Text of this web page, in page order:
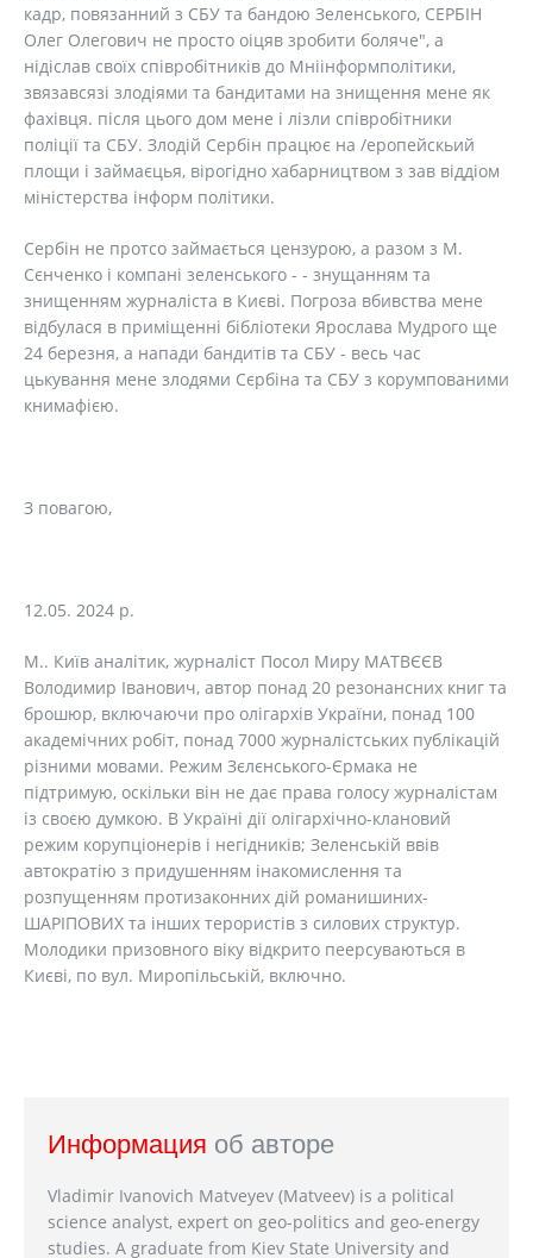
кадр, повязанний з СБУ та бандою Зеленського, СЕРБІН
Олег Олегович не просто оіцяв зробити боляче", а
нідіслав своїх співробітників до Мніінформполітики,
звязавсязі злодіями та бандитами на знищення мене як
фахівця. після цього дом мене і лізли співробітники
поліції та СБУ. Злодій Сербін працює на /еропейскьий
площи і займаєцья, вірогідно хабарництвом з зав віддіом
міністерства інформ політики.
Сербін не протсо займається цензурою, а разом з М.
Сєнченко і компані зеленського - - знущанням та
знищенням журналіста в Києві. Погроза вбивства мене
відбулася в приміщенні бібліотеки Ярослава Мудрого ще
24 березня, а напади бандитів та СБУ - весь час
цькування мене злодями Сєрбіна та СБУ з корумпованими
книмафією.
З повагою,
12.05. 2024 р.
М.. Київ аналітик, журналіст Посол Миру МАТВЄЄВ
Володимир Іванович, автор понад 20 резонансних книг та
брошюр, включаючи про олігархів України, понад 100
академічних робіт, понад 7000 журналістських публікацій
різними мовами. Режим Зєлєнського-Єрмака не
підтримую, оскільки він не дає права голосу журналістам
із своєю думкою. В Україні дії олігархічно-клановий
режим корупціонерів і негідників; Зеленській ввів
автократію з придушенням інакомислення та
розпущенням протизаконних дій романишиних-
ШАРІПОВИХ та інших терористів з силових структур.
Молодики призовного віку відкрито пеерсуваються в
Києві, по вул. Миропільській, включно.
Информация об авторе
Vladimir Ivanovich Matveyev (Matveev) is a political
science analyst, expert on geo-politics and geo-energy
studies. A graduate from Kiev State University and